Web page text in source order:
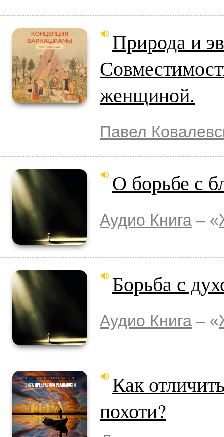
Природа и
женщиной.
Павел
О борьбе с
Аудио Книга – «
Борьба с
Аудио Книга – «
Как
похоти?